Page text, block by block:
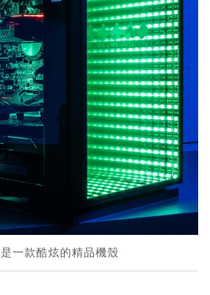
一款酷炫的精品機殼